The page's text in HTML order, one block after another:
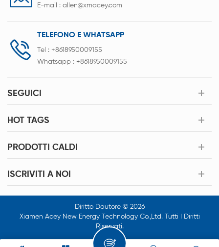
E-mail : allen@xmacey.com
TELEFONO E WHATSAPP
Tel : +8618950009155
Whatsapp : +8618950009155
SEGUICI
HOT TAGS
PRODOTTI CALDI
ISCRIVITI A NOI
Diritto Dautore © 2026
Xiamen Acey New Energy Technology Co.,Ltd. Tutti I Diritti
Riservati.